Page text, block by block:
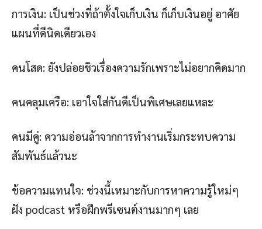
การเงิน: เป็นช่วงที่ถ้าตั้งใจเก็บเงิน ก็เก็บเงินอยู่ อาศัย
แผนที่ดีนิดเดียวเอง
คนโสด: ยังปล่อยชิวเรื่องความรักเพราะไม่อยากคิดมาก
คนคลุมเครือ: เอาใจใส่กันดีเป็นพิเศษเลยแหละ
คนมีคู่: ความอ่อนล้าจากการทำงานเริ่มกระทบความ
สัมพันธ์แล้วนะ
ข้อความแทนใจ: ช่วงนี้เหมาะกับการหาความรู้ใหม่ๆ
ฝัง podcast หรือฝึกพรีเซนต์งานมากๆ เลย